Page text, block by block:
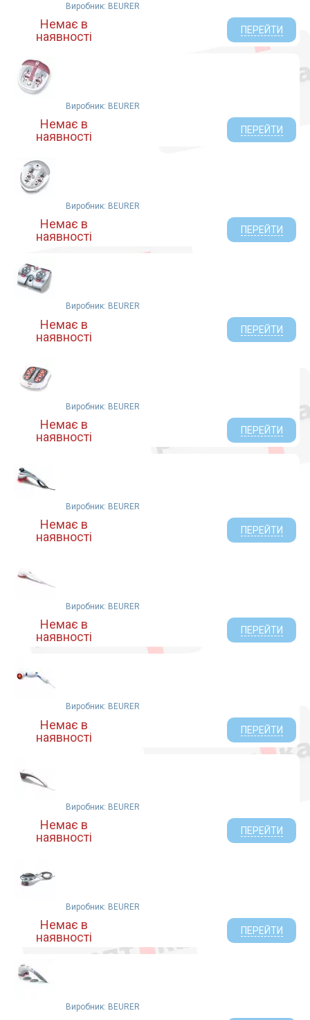
Виробник: BEURER
Немає в
наявності
ПЕРЕЙТИ
Виробник: BEURER
Немає в
наявності
ПЕРЕЙТИ
Виробник: BEURER
Немає в
наявності
ПЕРЕЙТИ
Виробник: BEURER
Немає в
наявності
ПЕРЕЙТИ
Виробник: BEURER
Немає в
наявності
ПЕРЕЙТИ
Виробник: BEURER
Немає в
наявності
ПЕРЕЙТИ
Виробник: BEURER
Немає в
наявності
ПЕРЕЙТИ
Виробник: BEURER
Немає в
наявності
ПЕРЕЙТИ
Виробник: BEURER
Немає в
наявності
ПЕРЕЙТИ
Виробник: BEURER
Немає в
наявності
ПЕРЕЙТИ
Виробник: BEURER